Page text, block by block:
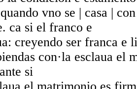
vno se | casa |
ca si el franco e
creyendo ser franca e
con·la esclaua el
si